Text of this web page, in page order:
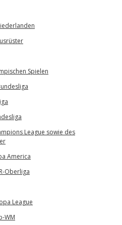
Spielen
League sowie des
America
Oberliga
League
WM